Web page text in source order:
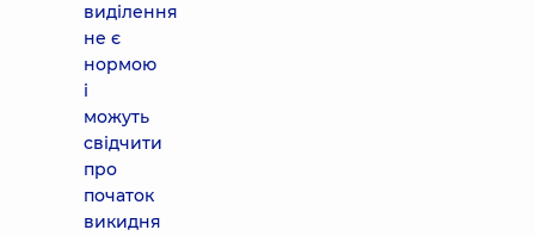
виділення
не є
нормою
і
можуть
свідчити
про
початок
викидня